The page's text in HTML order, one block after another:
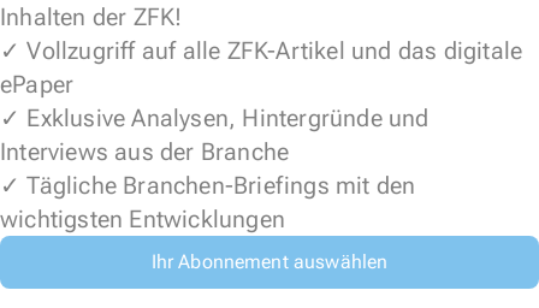
Inhalten der ZFK!
✓ Vollzugriff auf alle ZFK-Artikel und das digitale
ePaper
✓ Exklusive Analysen, Hintergründe und
Interviews aus der Branche
✓ Tägliche Branchen-Briefings mit den
wichtigsten Entwicklungen
Ihr Abonnement auswählen